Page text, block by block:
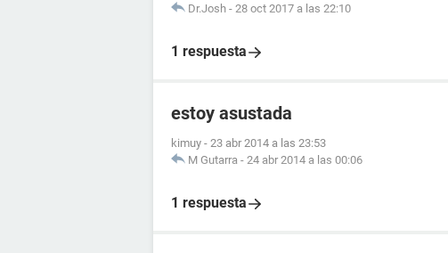
Dr.Josh - 28 oct 2017 a las 22:10
1 respuesta
estoy asustada
kimuy - 23 abr 2014 a las 23:53
M Gutarra - 24 abr 2014 a las 00:06
1 respuesta